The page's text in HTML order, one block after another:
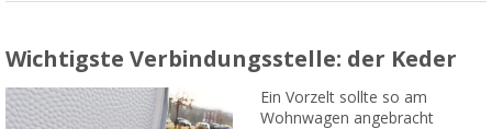
Wichtigste Verbindungsstelle: der Keder
Ein Vorzelt sollte so am
Wohnwagen angebracht